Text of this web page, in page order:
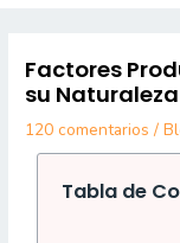
Factores
su Naturaleza
120 comentarios /
Tabla de